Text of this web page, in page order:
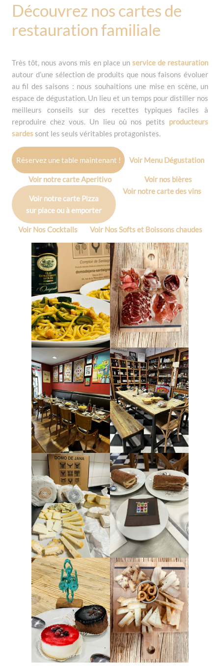
Découvrez nos cartes de
restauration familiale
Très tôt, nous avons mis en place un service de restauration
autour d’une sélection de produits que nous faisons évoluer
au fil des saisons : nous souhaitions une mise en scène, un
espace de dégustation. Un lieu et un temps pour distiller nos
meilleurs conseils sur des recettes typiques faciles à
reproduire chez vous. Un lieu où nos petits producteurs
sardessont les seuls véritables protagonistes.
Réservez une table maintenant ! Voir Menu Dégustation
Voir notre carte Aperitivo Voir nos bières
Voir notre carte Pizza
sur place ou à emporter
Voir notre carte des vins
Voir Nos Cocktails Voir Nos Softs et Boissons chaudes